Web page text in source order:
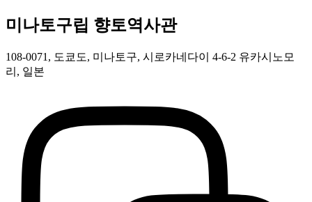
미나토구립 향토역사관
108-0071, 도쿄도, 미나토구, 시로카네다이 4-6-2 유카시노모
리, 일본